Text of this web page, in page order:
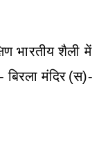
भारतीय शैली में
बिरला मंदिर (स)-